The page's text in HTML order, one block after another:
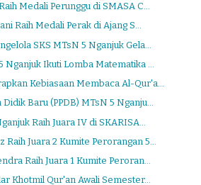
Medali Perunggu di SMASA C...
Raih Medali Perak di Ajang S...
SKS MTsN 5 Nganjuk Gela...
Nganjuk Ikuti Lomba Matematika ...
Kebiasaan Membaca Al-Qur'a...
Baru (PPDB) MTsN 5 Nganju...
Raih Juara IV di SKARISA...
Juara 2 Kumite Perorangan 5...
Raih Juara 1 Kumite Peroran...
Khotmil Qur'an Awali Semester...